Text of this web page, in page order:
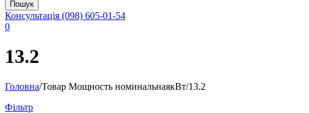
Консультація (098) 605-01-54
0
13.2
Головна/Товар Мощность номинальнаякВт/13.2
Фільтр